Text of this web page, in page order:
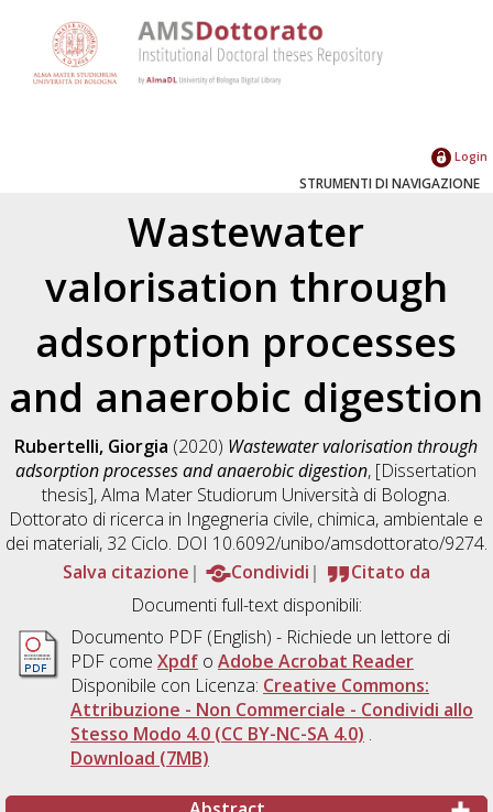
Login
STRUMENTI DI NAVIGAZIONE
Wastewater
valorisation through
adsorption processes
and anaerobic digestion
Rubertelli, Giorgia (2020) Wastewater valorisation through
adsorption processes and anaerobic digestion, [Dissertation
thesis], Alma Mater Studiorum Università di Bologna.
Dottorato di ricerca in Ingegneria civile, chimica, ambientale e
dei materiali, 32 Ciclo. DOI 10.6092/unibo/amsdottorato/9274.
Salva citazione
Condividi
Citato da
Documenti full-text disponibili:
Documento PDF(English) - Richiede un lettore di
PDF come Xpdfo Adobe Acrobat Reader
Disponibile con Licenza: Creative Commons:
Attribuzione - Non Commerciale - Condividi allo
Stesso Modo 4.0 (CC BY-NC-SA 4.0) .
Download (7MB)